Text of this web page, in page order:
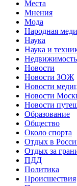
Места
Мнения
Мода
Народная
Наука
Наука и
Недвижимость
Новости
Новости ЗОЖ
Новости
Новости
Новости
Образование
Общество
Около спорта
Отдых в
Отдых за
ПДД
Политика
Происшествия